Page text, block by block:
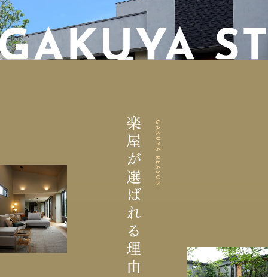
GAKUYA REASON
楽屋が選ばれる理由